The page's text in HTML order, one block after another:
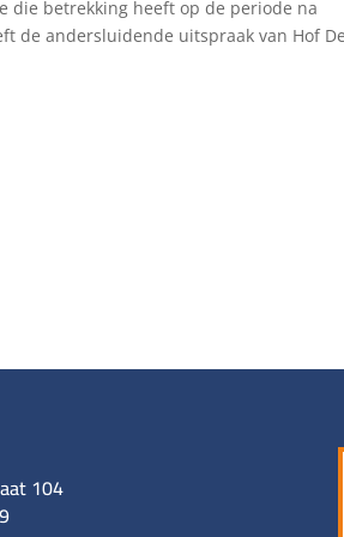
die betrekking heeft op de periode na
de andersluidende uitspraak van Hof
104